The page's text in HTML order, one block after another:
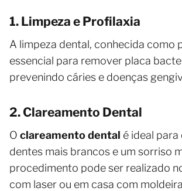
1. Limpeza e Profilaxia
A limpeza dental, conhecida como
essencial para remover placa
prevenindo cáries e doenças
2. Clareamento Dental
O clareamento dental é ideal para
dentes mais brancos e um sorriso
procedimento pode ser realizado
com laser ou em casa com